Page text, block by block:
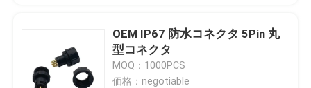
私達について
OEM IP67 防水コネクタ 5Pin 丸
型コネクタ
MOQ：1000PCS
価格：negotiable